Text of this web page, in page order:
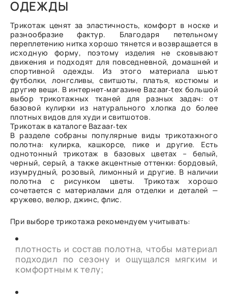
ОДЕЖДЫ
Трикотаж ценят за эластичность, комфорт в носке и
разнообразие фактур. Благодаря петельному
переплетению нитка хорошо тянется и возвращается в
исходную форму, поэтому изделия не сковывают
движения и подходят для повседневной, домашней и
спортивной одежды. Из этого материала шьют
футболки, лонгсливы, свитшоты, платья, костюмы и
другие вещи. В интернет‑магазине Bazaar‑tex большой
выбор трикотажных тканей для разных задач: от
базовой кулирки из натурального хлопка до более
плотных видов для худи и свитшотов.
Трикотаж в каталоге Bazaar‑tex
В разделе собраны популярные виды трикотажного
полотна: кулирка, кашкорсе, пике и другие. Есть
однотонный трикотаж в базовых цветах – белый,
черный, серый, а также акцентные оттенки: бордовый,
изумрудный, розовый, лимонный и другие. В наличии
полотна с рисунком цветы. Трикотаж хорошо
сочетается с материалами для отделки и деталей —
кружево, велюр, джинс, флис.
При выборе трикотажа рекомендуем учитывать:
плотность и состав полотна, чтобы материал
подходил по сезону и ощущался мягким и
комфортным к телу;